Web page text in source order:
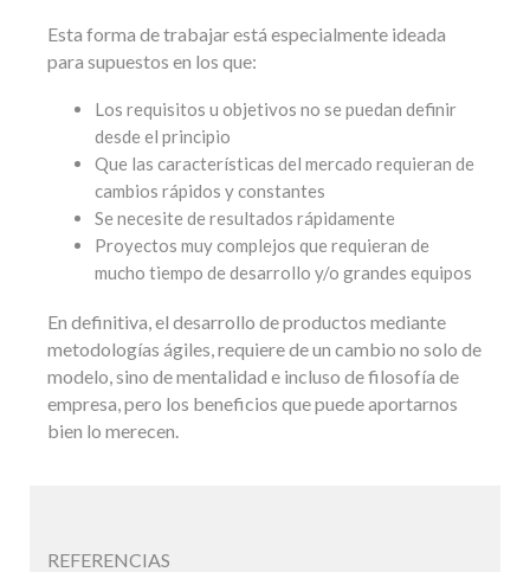
Esta forma de trabajar está especialmente ideada
para supuestos en los que:
Los requisitos u objetivos no se puedan definir
desde el principio
Que las características del mercado requieran de
cambios rápidos y constantes
Se necesite de resultados rápidamente
Proyectos muy complejos que requieran de
mucho tiempo de desarrollo y/o grandes equipos
En definitiva, el desarrollo de productos mediante
metodologías ágiles, requiere de un cambio no solo de
modelo, sino de mentalidad e incluso de filosofía de
empresa, pero los beneficios que puede aportarnos
bien lo merecen.
REFERENCIAS